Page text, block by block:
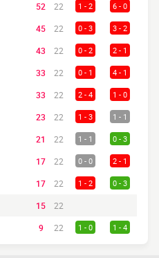
52 22 1 - 2 6 - 0
45 22 0 - 3 3 - 2
43 22 0 - 2 2 - 1
33 22 0 - 1 4 - 1
33 22 2 - 4 1 - 0
23 22 1 - 3 1 - 1
21 22 1 - 1 0 - 3
17 22 0 - 0 2 - 1
17 22 1 - 2 0 - 3
15
22
9 22 1 - 0 1 - 4